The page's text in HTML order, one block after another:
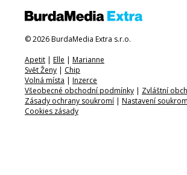
© 2026 BurdaMedia Extra s.r.o.
Apetit | Elle | Marianne
Svět Ženy | Chip
Volná místa | Inzerce
Všeobecné obchodní podmínky | Zvláštní
Zásady ochrany soukromí | Nastavení
Cookies zásady